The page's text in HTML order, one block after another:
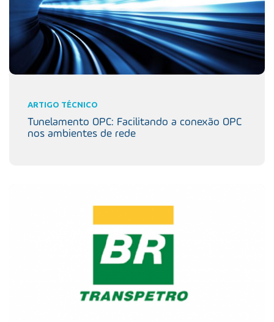
ARTIGO TÉCNICO
Tunelamento OPC: Facilitando a conexão OPC
nos ambientes de rede